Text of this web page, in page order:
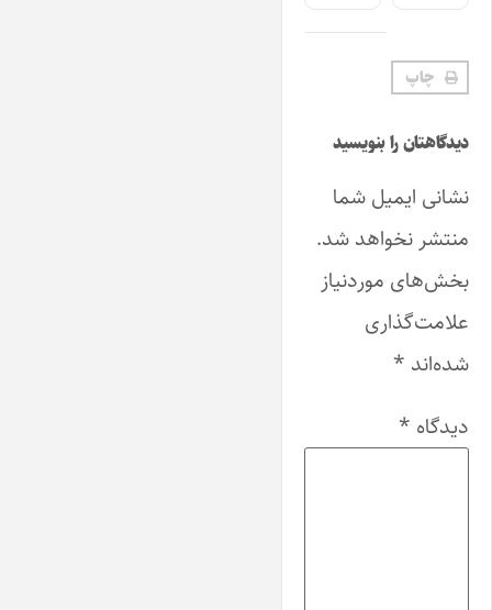
چاپ
دیدگاهتان را بنویسید
نشانی ایمیل شما
منتشر نخواهد شد.
بخش‌های موردنیاز
علامت‌گذاری
شده‌اند *
دیدگاه *